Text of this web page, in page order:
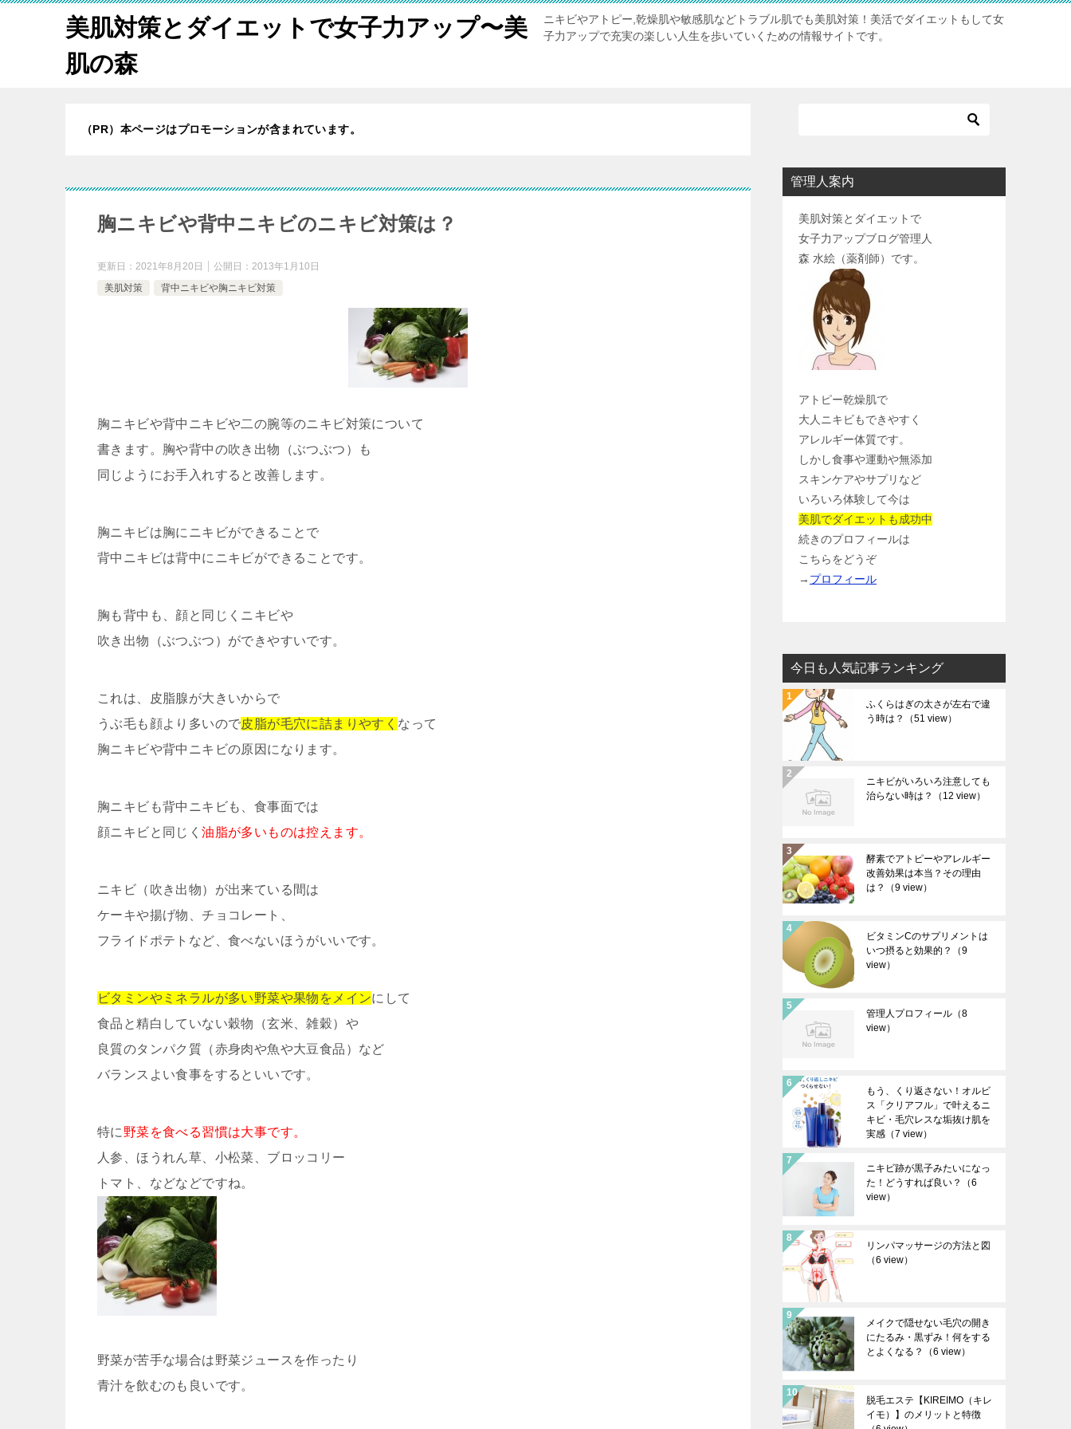
美肌対策とダイエットで女子力アップ〜美
肌の森
ニキビやアトピー,乾燥肌や敏感肌などトラブル肌でも美肌対策！美活でダイエットもして女
子力アップで充実の楽しい人生を歩いていくための情報サイトです。
（PR）本ページはプロモーションが含まれています。
胸ニキビや背中ニキビのニキビ対策は？
更新日： 2021年8月20日 公開日： 2013年1月10日
美肌対策
背中ニキビや胸ニキビ対策
胸ニキビや背中ニキビや二の腕等のニキビ対策について
書きます。胸や背中の吹き出物（ぶつぶつ）も
同じようにお手入れすると改善します。
胸ニキビは胸にニキビができることで
背中ニキビは背中にニキビができることです。
胸も背中も、顔と同じくニキビや
吹き出物（ぶつぶつ）ができやすいです。
これは、
皮脂腺が大きいからで
うぶ毛も顔より多いので皮脂が毛穴に詰まりやすく なって
胸ニキビや背中ニキビの原因になります。
胸ニキビも背中ニキビも、食事面では
顔ニキビと同じく油脂が多いものは控えます。
ニキビ（吹き出物）が出来ている間は
ケーキや揚げ物、チョコレート、
フライドポテトなど、食べないほうがいいです。
ビタミンやミネラルが多い野菜や果物をメインにして
食品と精白していない穀物（玄米、雑穀）や
良質のタンパク質（赤身肉や魚や大豆食品）など
バランスよい食事をするといいです。
特に 野菜を食べる習慣は大事です。
人参、ほうれん草、小松菜、ブロッコリー
トマト、などなどですね。
野菜が苦手な場合は野菜ジュースを作ったり
青汁を飲むのも良いです。
管理人案内
美肌対策とダイエットで
女子力アップブログ管理人
森 水絵（薬剤師）です。
アトピー乾燥肌で
大人ニキビもできやすく
アレルギー体質です。
しかし食事や運動や無添加
スキンケアやサプリなど
いろいろ体験して今は
美肌でダイエットも成功中
続きのプロフィールは
こちらをどうぞ
→ プロフィール
今日も人気記事ランキング
ふくらはぎの太さが左右で違
う時は？
（51 view）
ニキビがいろいろ注意しても
治らない時は？
（12 view）
酵素でアトピーやアレルギー
改善効果は本当？その理由
は？
（9 view）
ビタミンCのサプリメントは
いつ摂ると効果的？
（9
view）
管理人プロフィール （8
view）
もう、くり返さない！オルビ
ス「クリアフル」で叶えるニ
キビ・毛穴レスな垢抜け肌を
実感 （7 view）
ニキビ跡が黒子みたいになっ
た！どうすれば良い？
（6
view）
リンパマッサージの方法と図
（6 view）
メイクで隠せない毛穴の開き
にたるみ・黒ずみ！何をする
とよくなる？
（6 view）
脱毛エステ【KIREIMO（キレ
イモ）】のメリットと特徴